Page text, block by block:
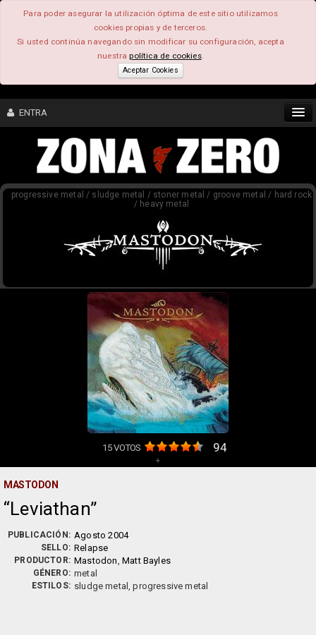
Para poder asegurar la utilización óptima de este sitio utilizamos
cookies propias y de terceros.
Si usted continúa navegando sin modificar su configuración, acepta
nuestrapolítica de cookies.
Aceptar Cookies
ENTRA
CONTENIDO
COMUNIDAD
progressive metal / sludge metal / stoner metal / groove metal / hard rock
/ heavy metal
15VOTOS 94
+
MASTODON
Leviathan
PUBLICACIÓN: Agosto 2004
SELLO: Relapse
PRODUCTOR: Mastodon, Matt Bayles
GÉNERO: metal
ESTILOS: sludge metal, progressive metal